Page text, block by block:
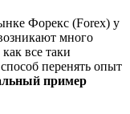
Форекс (Forex) у
много
все таки
перенять опыт
пример